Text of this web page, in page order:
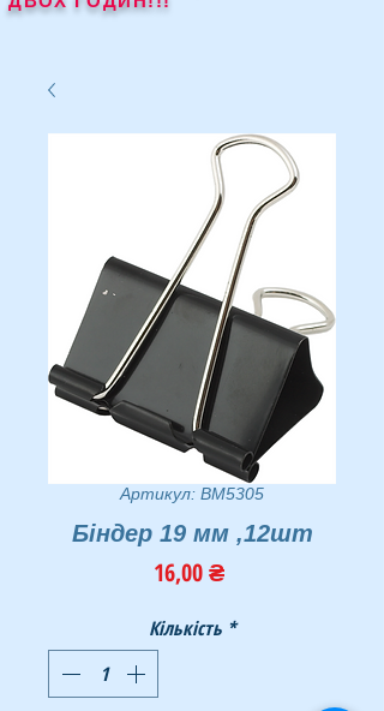
Артикул: BM5305
Бiндер 19 мм ,12шт
16,00 ₴Ціна
Кількість *